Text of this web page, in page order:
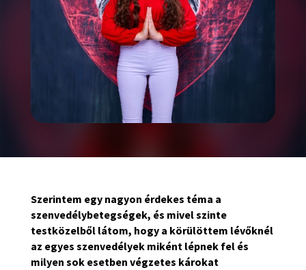
Szerintem egy nagyon érdekes téma a
szenvedélybetegségek, és mivel szinte
testközelből látom, hogy a körülöttem lévőknél
az egyes szenvedélyek miként lépnek fel és
milyen sok esetben végzetes károkat